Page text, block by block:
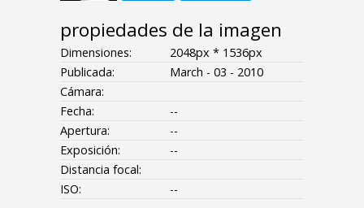
propiedades de la imagen
Dimensiones:
2048px * 1536px
Publicada:
March - 03 - 2010
Cámara:
Fecha:
--
Apertura:
--
Exposición:
--
Distancia focal:
ISO:
--